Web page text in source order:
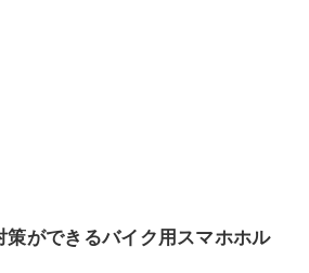
策ができるバイク用スマホホル